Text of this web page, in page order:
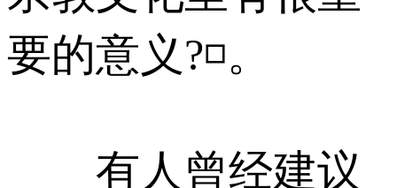
要的意义?◽。
有人曾经建议